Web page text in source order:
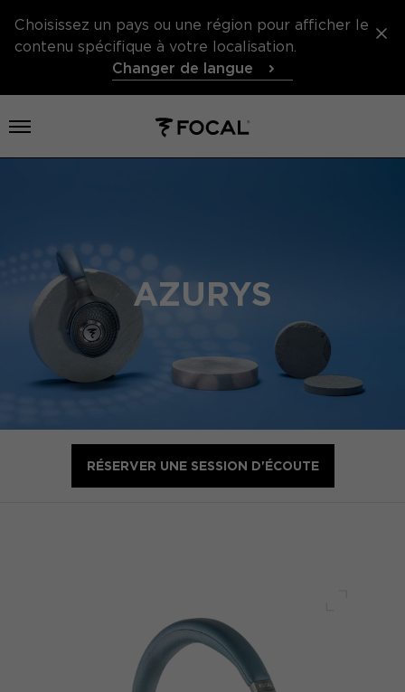
Choisissez un pays ou une région pour afficher le
contenu spécifique à votre localisation.
Changer de langue
Ouvrir le menu
AZURYS
RÉSERVER UNE SESSION D'ÉCOUTE